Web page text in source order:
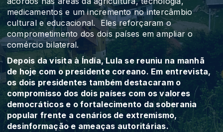
medicamentos e um incremento no intercâmbio
cultural e educacional. Eles reforçaram o
comprometimento dos dois países em ampliar o
comércio bilateral.
Depois da visita à Índía, Lula se reuniu na manhã
de hoje com o presidente coreano. Em entrevista,
os dois presidentes também destacaram o
compromisso dos dois países com os valores
democráticos e o fortalecimento da soberania
popular frente a cenários de extremismo,
desinformação e ameaças autoritárias.